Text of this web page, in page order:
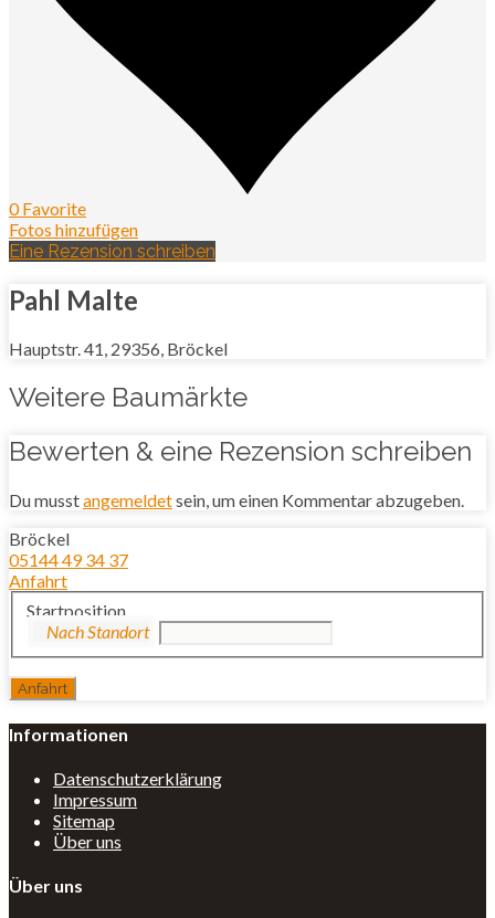
0 Favorite
Fotos hinzufügen
Eine Rezension schreiben
Pahl Malte
Hauptstr. 41, 29356, Bröckel
Weitere Baumärkte
Bewerten & eine Rezension schreiben
Du musstangemeldetsein, um einen Kommentar abzugeben.
Bröckel
05144 49 34 37
Anfahrt
Startposition
Informationen
Datenschutzerklärung
Impressum
Sitemap
Über uns
Über uns